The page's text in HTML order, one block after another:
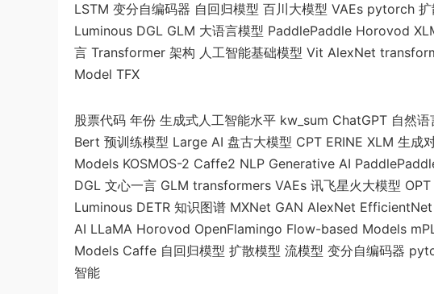
LSTM 变分自编码器 自回归模型 百川大模型 VAEs pytorch
Luminous DGL GLM 大语言模型 PaddlePaddle Horovod
言 Transformer 架构 人工智能基础模型 Vit AlexNet
Model TFX
股票代码 年份 生成式人工智能水平 kw_sum ChatGPT 自然
Bert 预训练模型 Large AI 盘古大模型 CPT ERINE XLM 生
Models KOSMOS-2 Caffe2 NLP Generative AI
DGL 文心一言 GLM transformers VAEs 讯飞星火大模型
Luminous DETR 知识图谱 MXNet GAN AlexNet
AI LLaMA Horovod OpenFlamingo Flow-based Models
Models Caffe 自回归模型 扩散模型 流模型 变分自编码器
智能